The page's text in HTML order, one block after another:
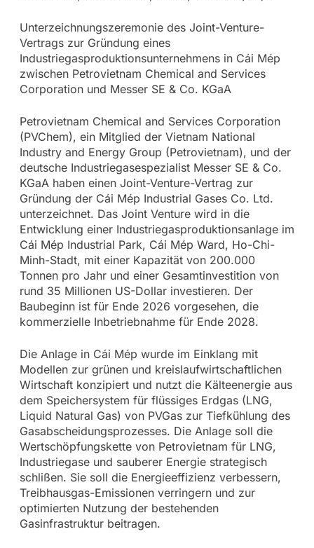
Unterzeichnungszeremonie des Joint-Venture-
Vertrags zur Gründung eines
Industriegasproduktionsunternehmens in Cái Mép
zwischen Petrovietnam Chemical and Services
Corporation und Messer SE & Co. KGaA
Petrovietnam Chemical and Services Corporation
(PVChem), ein Mitglied der Vietnam National
Industry and Energy Group (Petrovietnam), und der
deutsche Industriegasespezialist Messer SE & Co.
KGaA haben einen Joint-Venture-Vertrag zur
Gründung der Cái Mép Industrial Gases Co. Ltd.
unterzeichnet. Das Joint Venture wird in die
Entwicklung einer Industriegasproduktionsanlage im
Cái Mép Industrial Park, Cái Mép Ward, Ho-Chi-
Minh-Stadt, mit einer Kapazität von 200.000
Tonnen pro Jahr und einer Gesamtinvestition von
rund 35 Millionen US-Dollar investieren. Der
Baubeginn ist für Ende 2026 vorgesehen, die
kommerzielle Inbetriebnahme für Ende 2028.
Die Anlage in Cái Mép wurde im Einklang mit
Modellen zur grünen und kreislaufwirtschaftlichen
Wirtschaft konzipiert und nutzt die Kälteenergie aus
dem Speichersystem für flüssiges Erdgas (LNG,
Liquid Natural Gas) von PVGas zur Tiefkühlung des
Gasabscheidungsprozesses. Die Anlage soll die
Wertschöpfungskette von Petrovietnam für LNG,
Industriegase und sauberer Energie strategisch
schlißen. Sie soll die Energieeffizienz verbessern,
Treibhausgas-Emissionen verringern und zur
optimierten Nutzung der bestehenden
Gasinfrastruktur beitragen.